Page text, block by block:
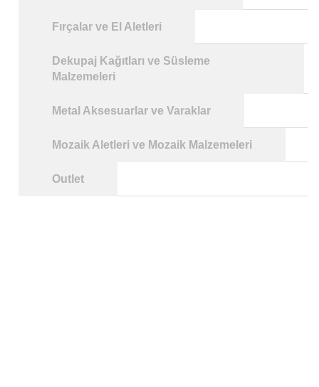
Fırçalar ve El Aletleri
Dekupaj Kağıtları ve Süsleme
Malzemeleri
Metal Aksesuarlar ve Varaklar
Mozaik Aletleri ve Mozaik Malzemeleri
Outlet